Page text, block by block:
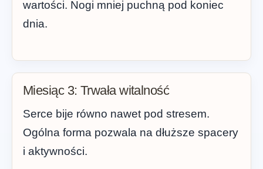
wartości. Nogi mniej puchną pod koniec
dnia.
Miesiąc 3: Trwała witalność
Serce bije równo nawet pod stresem.
Ogólna forma pozwala na dłuższe spacery
i aktywności.